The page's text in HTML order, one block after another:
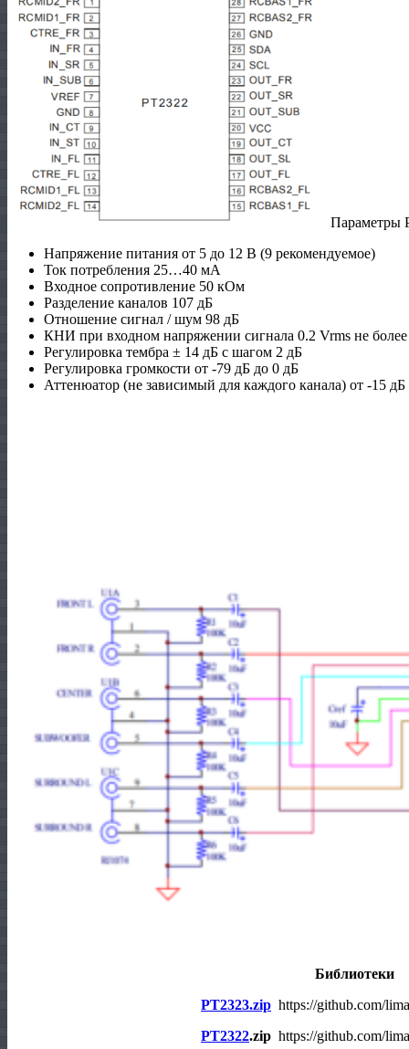
Параметры
Напряжение питания от 5 до 12 В (9 рекомендуемое)
Ток потребления 25…40 мА
Входное сопротивление 50 кОм
Разделение каналов 107 дБ
Отношение сигнал / шум 98 дБ
КНИ при входном напряжении сигнала 0.2 Vrms не более
Регулировка тембра ± 14 дБ с шагом 2 дБ
Регулировка громкости от -79 дБ до 0 дБ
Аттенюатор (не зависимый для каждого канала) от -15
Библиотеки
PT2323.zip https://github.com/
PT2322.zip https://github.com/